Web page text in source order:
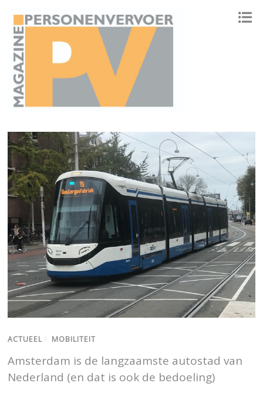
ACTUEEL / MOBILITEIT
Amsterdam is de langzaamste autostad van
Nederland (en dat is ook de bedoeling)